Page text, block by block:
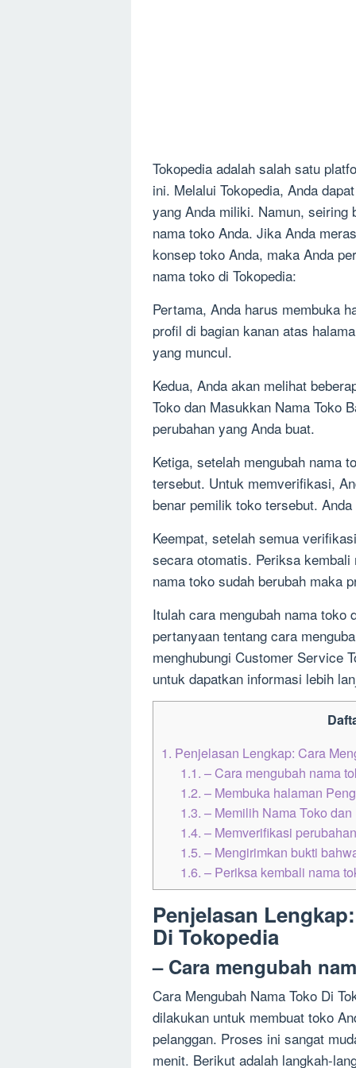
Tokopedia adalah salah satu
ini. Melalui Tokopedia, Anda
yang Anda miliki. Namun, seiring
nama toko Anda. Jika Anda
konsep toko Anda, maka Anda
nama toko di Tokopedia:
Pertama, Anda harus membuka
profil di bagian kanan atas
yang muncul.
Kedua, Anda akan melihat
Toko dan Masukkan Nama Toko
perubahan yang Anda buat.
Ketiga, setelah mengubah nama
tersebut. Untuk memverifikasi,
benar pemilik toko tersebut.
Keempat, setelah semua
secara otomatis. Periksa kembali
nama toko sudah berubah maka
Itulah cara mengubah nama toko
pertanyaan tentang cara
menghubungi Customer Service
untuk dapatkan informasi lebih
1. Penjelasan Lengkap: Cara
1.1. – Cara mengubah nama
1.2. – Membuka halaman
1.3. – Memilih Nama Toko
1.4. – Memverifikasi
1.5. – Mengirimkan bukti
1.6. – Periksa kembali nama
Penjelasan
Di Tokopedia
– Cara mengubah
Cara Mengubah Nama Toko Di
dilakukan untuk membuat toko
pelanggan. Proses ini sangat
menit. Berikut adalah langkah-